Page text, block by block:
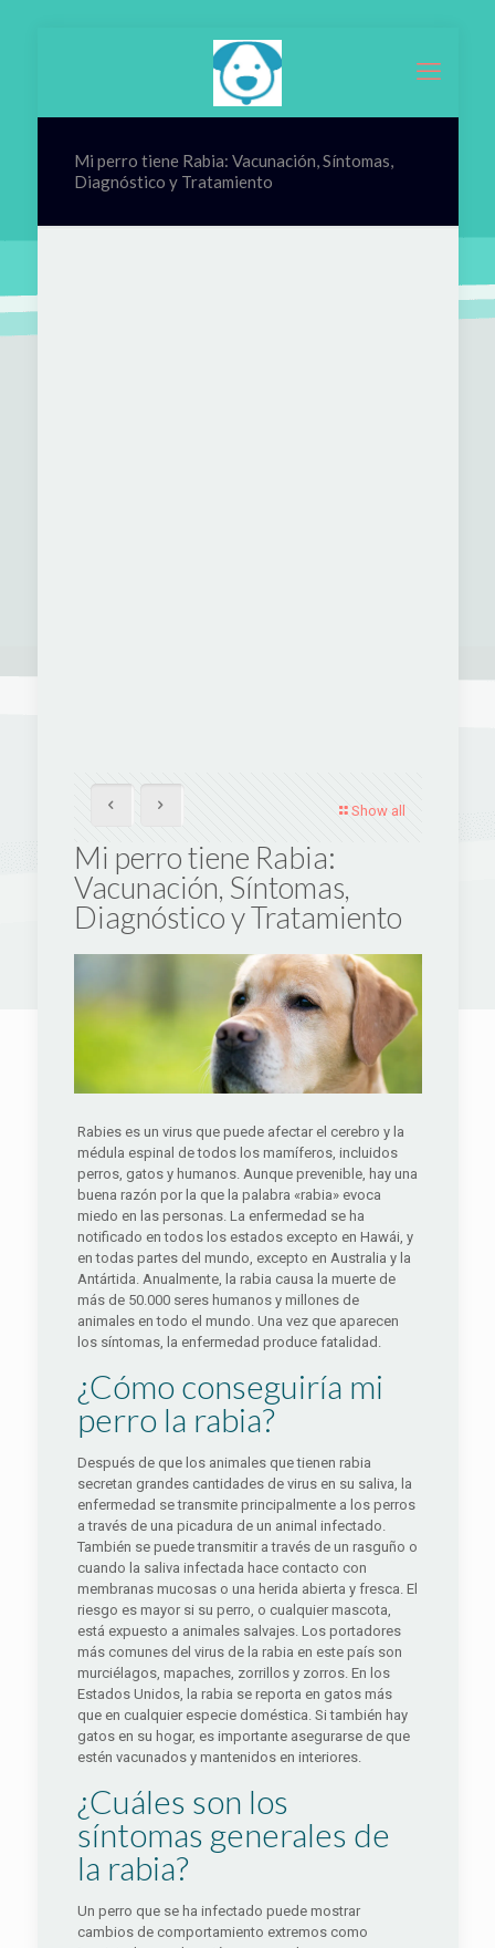
Mi perro tiene Rabia: Vacunación, Síntomas,
Diagnóstico y Tratamiento
Show all
Mi perro tiene Rabia:
Vacunación, Síntomas,
Diagnóstico y Tratamiento
Rabies es un virus que puede afectar el cerebro y la
médula espinal de todos los mamíferos, incluidos
perros, gatos y humanos. Aunque prevenible, hay una
buena razón por la que la palabra «rabia» evoca
miedo en las personas. La enfermedad se ha
notificado en todos los estados excepto en Hawái, y
en todas partes del mundo, excepto en Australia y la
Antártida. Anualmente, la rabia causa la muerte de
más de 50.000 seres humanos y millones de
animales en todo el mundo. Una vez que aparecen
los síntomas, la enfermedad produce fatalidad.
¿Cómo conseguiría mi
perro la rabia?
Después de que los animales que tienen rabia
secretan grandes cantidades de virus en su saliva, la
enfermedad se transmite principalmente a los perros
a través de una picadura de un animal infectado.
También se puede transmitir a través de un rasguño o
cuando la saliva infectada hace contacto con
membranas mucosas o una herida abierta y fresca. El
riesgo es mayor si su perro, o cualquier mascota,
está expuesto a animales salvajes. Los portadores
más comunes del virus de la rabia en este país son
murciélagos, mapaches, zorrillos y zorros. En los
Estados Unidos, la rabia se reporta en gatos más
que en cualquier especie doméstica. Si también hay
gatos en su hogar, es importante asegurarse de que
estén vacunados y mantenidos en interiores.
¿Cuáles son los
síntomas generales de
la rabia?
Un perro que se ha infectado puede mostrar
cambios de comportamiento extremos como